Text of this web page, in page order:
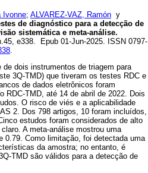
Ivonne; ALVAREZ-VAZ, Ramón y
de diagnóstico para a detecção de
sistemática e meta-análise.
e338. Epub 01-Jun-2025. ISSN 0797-
.
dois instrumentos de triagem para
3Q-TMD) que tiveram os testes RDC e
de dados eletrônicos foram
RDC-TMD, até 14 de abril de 2022. Dois
O risco de viés e a aplicabilidade
2. Dos 798 artigos, 10 foram incluídos,
estudos foram considerados de alto
A meta-análise mostrou uma
0.79. Como limitação, foi detectada uma
da amostra; no entanto, é
TMD são válidos para a detecção de